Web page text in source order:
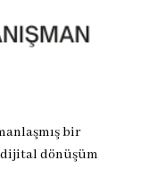
bir
dijital dönüşüm